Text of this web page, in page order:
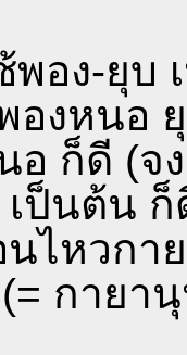
พอง-ยุบ
องหนอ
อ ก็ดี (จ
ป็นต้น
นไหวก
กายา